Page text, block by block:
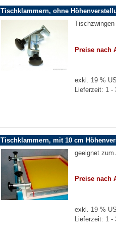
Tischklammern, ohne
Preise nach
exkl. 19 %
Lieferzeit: 1 -
Tischklammern, mit 10 cm
geeignet zum
Preise nach
exkl. 19 %
Lieferzeit: 1 -